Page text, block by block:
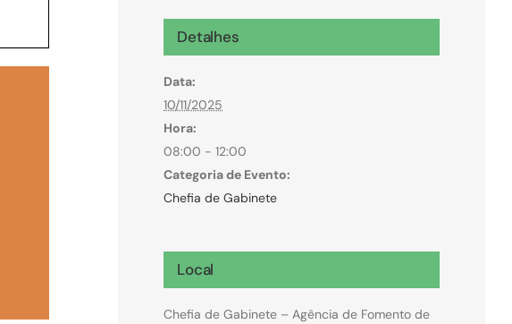
Microcrédito
Para MEI, microempresas e pessoas físicas
(feirantes e transportes)
Detalhes
Data:
10/11/2025
Hora:
08:00 - 12:00
Categoria de Evento:
Chefia de Gabinete
Local
Chefia de Gabinete – Agência de Fomento de